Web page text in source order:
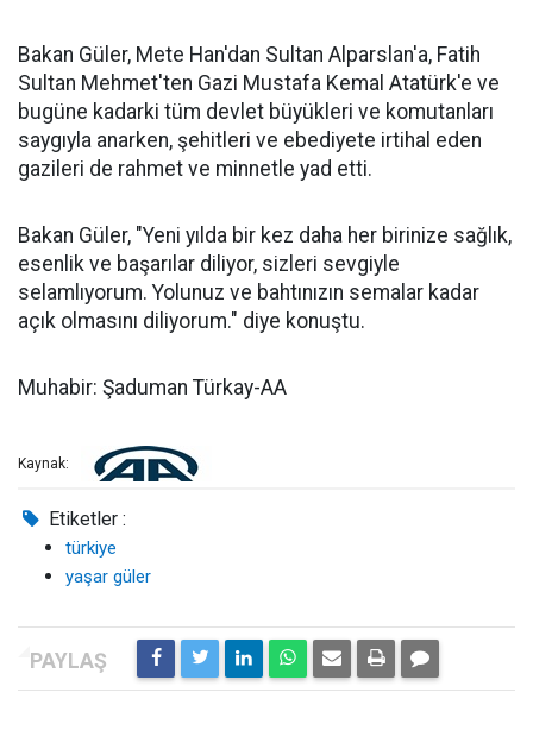
Bakan Güler, Mete Han'dan Sultan Alparslan'a, Fatih
Sultan Mehmet'ten Gazi Mustafa Kemal Atatürk'e ve
bugüne kadarki tüm devlet büyükleri ve komutanları
saygıyla anarken, şehitleri ve ebediyete irtihal eden
gazileri de rahmet ve minnetle yad etti.
Bakan Güler, "Yeni yılda bir kez daha her birinize sağlık,
esenlik ve başarılar diliyor, sizleri sevgiyle
selamlıyorum. Yolunuz ve bahtınızın semalar kadar
açık olmasını diliyorum." diye konuştu.
Muhabir: Şaduman Türkay-AA
Kaynak:
Etiketler :
türkiye
yaşar güler